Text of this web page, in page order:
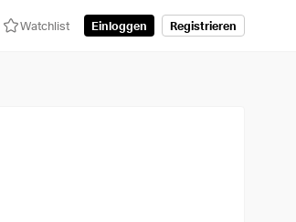
Watchlist Einloggen Registrieren